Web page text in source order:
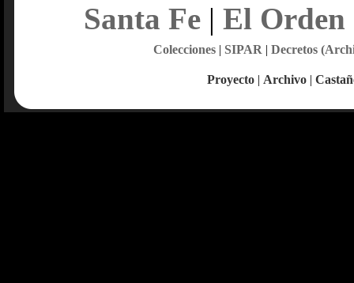
Santa Fe| El Orden
Colecciones| SIPAR | Decretos
Proyecto | Archivo |